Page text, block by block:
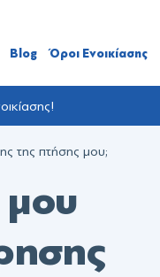
Blog Όροι Ενοικίασης
της πτήσης μου;